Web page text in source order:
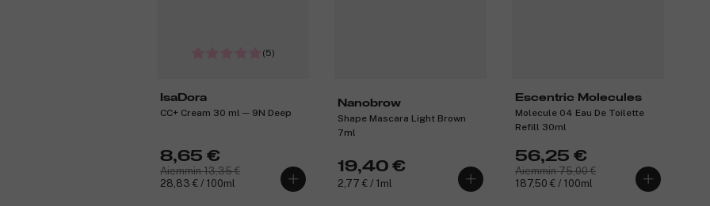
(5)
IsaDora
CC+ Cream 30 ml ─ 9N Deep
8,65 €
Aiemmin 13,35 €
28,83 € / 100ml
Nanobrow
Shape Mascara Light Brown
7ml
19,40 €
2,77 € / 1ml
Escentric Molecules
Molecule 04 Eau De Toilette
Refill 30ml
56,25 €
Aiemmin 75,00 €
187,50 € / 100ml